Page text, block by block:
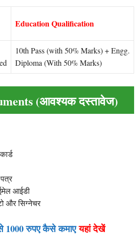
Education Qualification
10th Pass (with 50% Marks) + Engg.
Diploma (With 50% Marks)
(आवश्यक दस्तावेज)
आईडी
और सिग्नेचर
1000 रुपए कैसे कमाएयहां देखें